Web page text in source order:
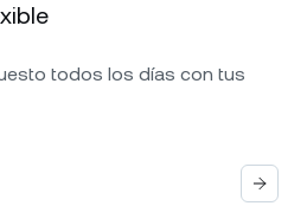
todos los días con tus